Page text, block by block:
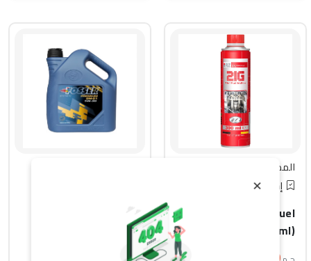
×
المصنع :
إضافات الوقود
RZ 21G 5in1 Fuel
additive (300ml)
Fosser Premium GM-
D1 5W-30 API SP (4L)